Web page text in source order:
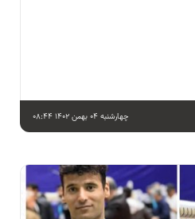
چهارشنبه 04 بهمن 1402 08:44